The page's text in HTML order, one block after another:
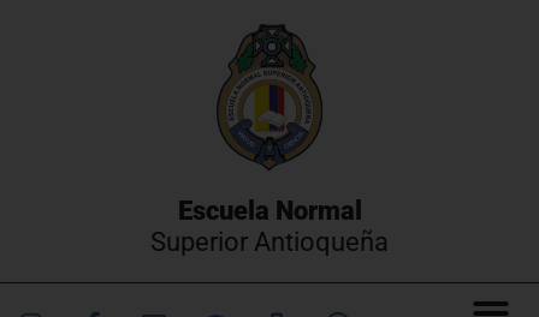
Escuela Normal
Superior Antioqueña